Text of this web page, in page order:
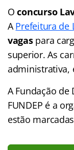
Oconcurso
APrefeitura de
vagaspara
superior. As
administrativa,
A Fundação de
FUNDEP é a
estão